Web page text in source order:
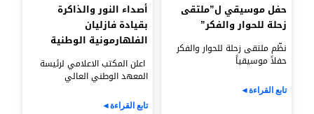
حفل موسيقي ل”ملتقى
زحلة للحوار والفكر”
نظّم ملتقى زحلة للحوار والفكر
حفلاً موسيقياً
تابع القراءة◄
أصداء النور والذاكرة
بقيادة فازليان
الفلهارمونية الوطنية
اعلن المكتب الاعلامي لرئيسة
المعهد الوطني العالي
تابع القراءة◄